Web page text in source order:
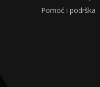
Pomoć i podrška